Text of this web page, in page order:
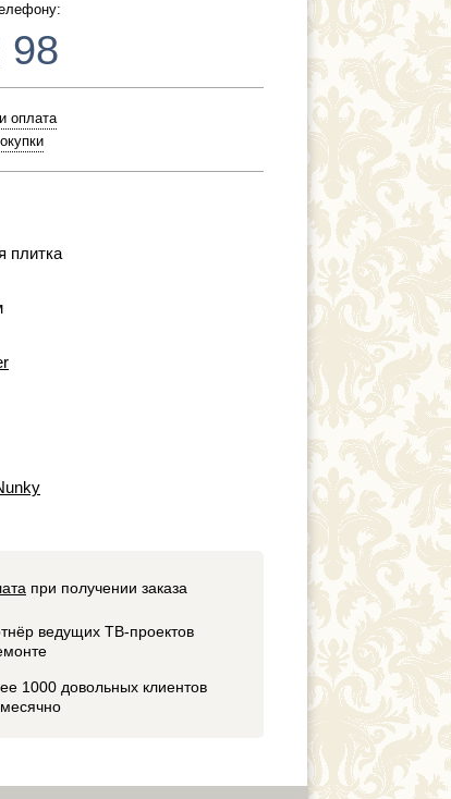
98
оплата
плитка
при получении заказа
ведущих ТВ-проектов
1000 довольных клиентов